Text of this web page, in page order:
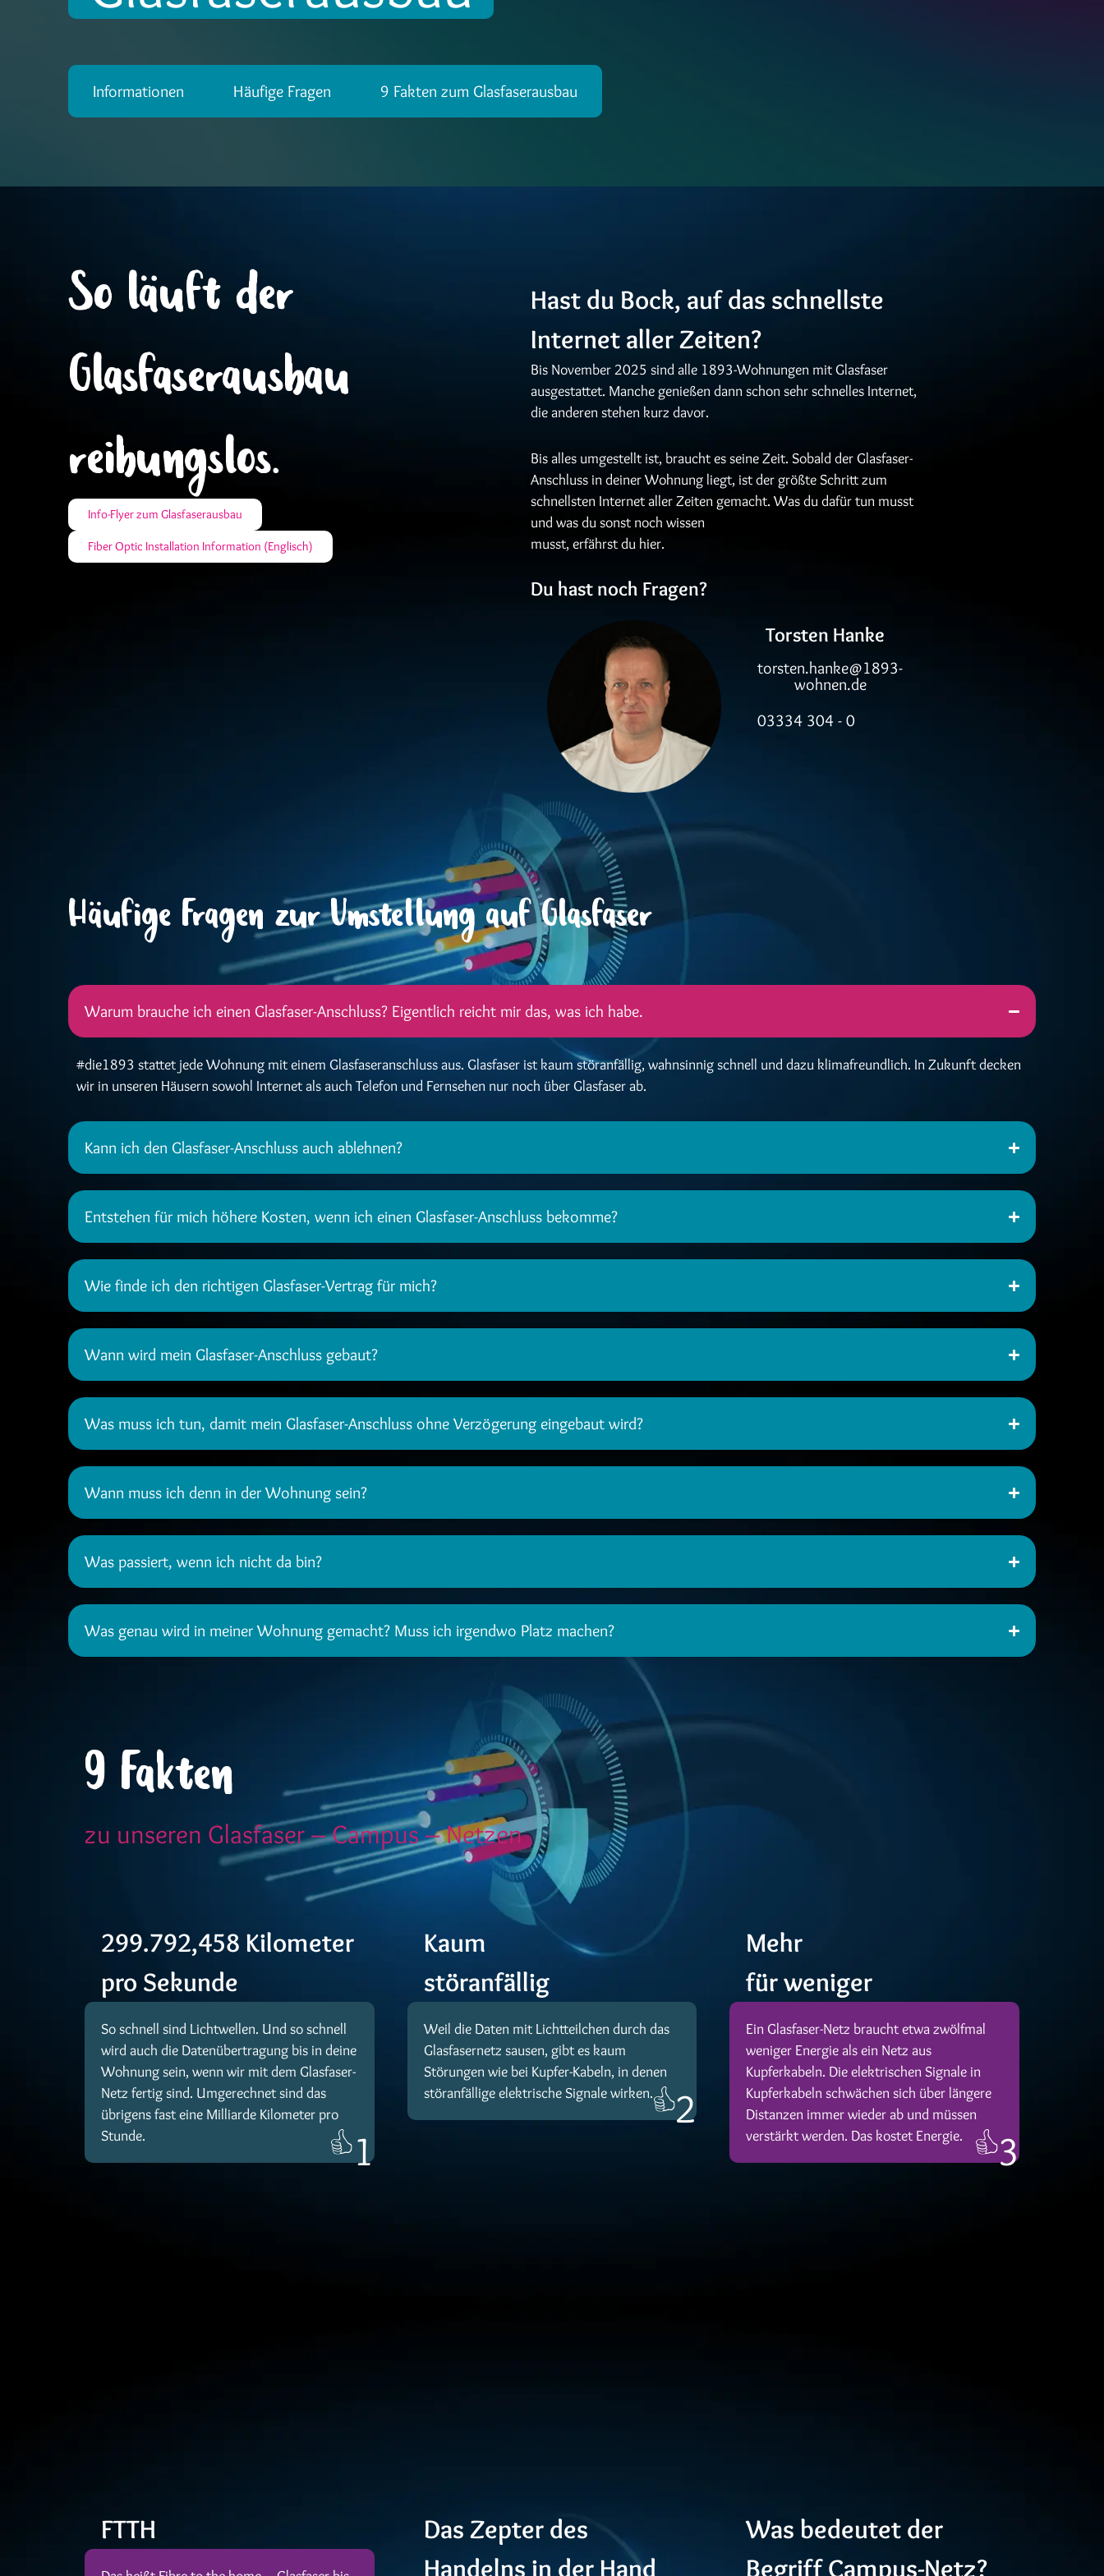
Informationen Häufige Fragen 9 Fakten zum Glasfaserausbau
So läuft der
Glasfaserausbau
reibungslos.
Info-Flyer zum Glasfaserausbau
Fiber Optic Installation Information (Englisch)
Hast du Bock, auf das schnellste
Internet aller Zeiten?
Bis November 2025 sind alle 1893-Wohnungen mit Glasfaser
ausgestattet. Manche genießen dann schon sehr schnelles Internet,
die anderen stehen kurz davor.
Bis alles umgestellt ist, braucht es seine Zeit. Sobald der Glasfaser-
Anschluss in deiner Wohnung liegt, ist der größte Schritt zum
schnellsten Internet aller Zeiten gemacht. Was du dafür tun musst
und was du sonst noch wissen
musst, erfährst du hier.
Du hast noch Fragen?
Torsten Hanke
torsten.hanke@1893-
wohnen.de
03334 304 - 0
Häufige Fragen zur Umstellung auf Glasfaser
Warum brauche ich einen Glasfaser-Anschluss? Eigentlich reicht mir das, was ich habe.
#die1893 stattet jede Wohnung mit einem Glasfaseranschluss aus. Glasfaser ist kaum störanfällig, wahnsinnig schnell und dazu klimafreundlich. In Zukunft decken
wir in unseren Häusern sowohl Internet als auch Telefon und Fernsehen nur noch über Glasfaser ab.
Kann ich den Glasfaser-Anschluss auch ablehnen?
Entstehen für mich höhere Kosten, wenn ich einen Glasfaser-Anschluss bekomme?
Wie finde ich den richtigen Glasfaser-Vertrag für mich?
Wann wird mein Glasfaser-Anschluss gebaut?
Was muss ich tun, damit mein Glasfaser-Anschluss ohne Verzögerung eingebaut wird?
Wann muss ich denn in der Wohnung sein?
Was passiert, wenn ich nicht da bin?
Was genau wird in meiner Wohnung gemacht? Muss ich irgendwo Platz machen?
9 Fakten
zu unseren Glasfaser – Campus – Netzen
299.792,458 Kilometer
pro Sekunde
So schnell sind Lichtwellen. Und so schnell
wird auch die Datenübertragung bis in deine
Wohnung sein, wenn wir mit dem Glasfaser-
Netz fertig sind. Umgerechnet sind das
übrigens fast eine Milliarde Kilometer pro
Stunde.
1
Kaum
störanfällig
Weil die Daten mit Lichtteilchen durch das
Glasfasernetz sausen, gibt es kaum
Störungen wie bei Kupfer-Kabeln, in denen
störanfällige elektrische Signale wirken.
2
Mehr
für weniger
Ein Glasfaser-Netz braucht etwa zwölfmal
weniger Energie als ein Netz aus
Kupferkabeln. Die elektrischen Signale in
Kupferkabeln schwächen sich über längere
Distanzen immer wieder ab und müssen
verstärkt werden. Das kostet Energie.
3
FTTH
Das Zepter des
Handelns in der Hand
Was bedeutet der
Begriff Campus-Netz?